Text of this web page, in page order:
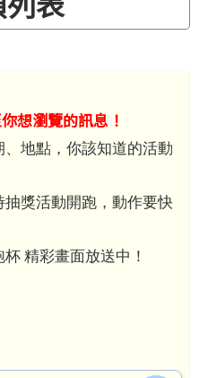
想瀏覽的訊息！
、地點，你該知道的活動
抽獎活動開跑，動作要快
杯 精彩畫面放送中！